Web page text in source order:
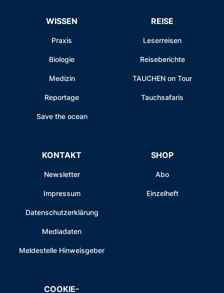
WISSEN
Praxis
Biologie
Medizin
Reportage
Save the ocean
REISE
Leserreisen
Reiseberichte
TAUCHEN on Tour
Tauchsafaris
KONTAKT
Newsletter
Impressum
Datenschutzerklärung
Mediadaten
Meldestelle Hinweisgeber
SHOP
Abo
Einzelheft
COOKIE-